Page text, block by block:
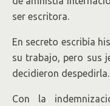
ser escritora.
En secreto escribía
su trabajo, pero sus
decidieron despedirla.
Con la